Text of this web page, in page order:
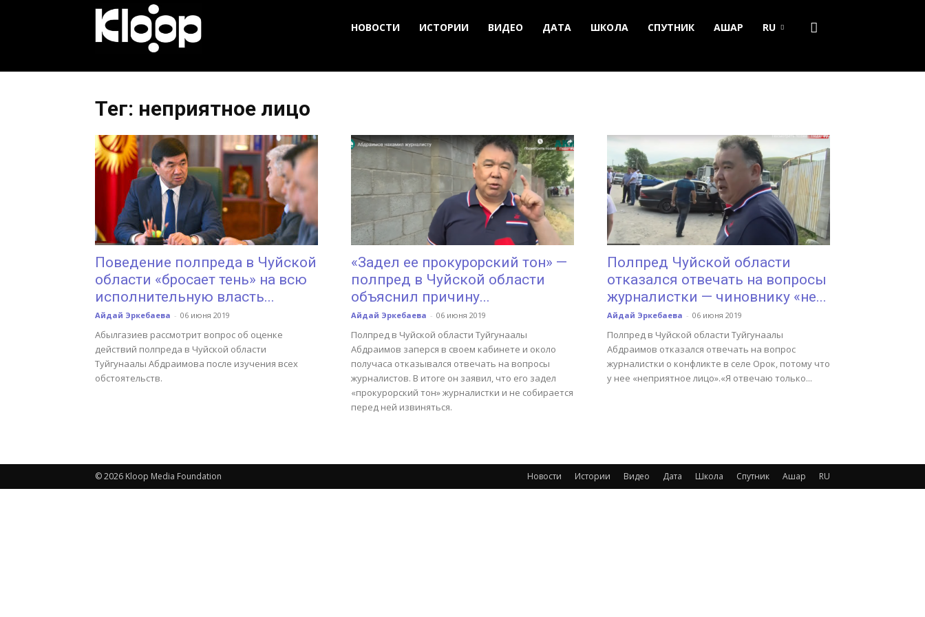
Новости
Кыргызстана
НОВОСТИ ИСТОРИИ ВИДЕО ДАТА ШКОЛА СПУТНИК АШАР RU
Тег: неприятное лицо
Поведение полпреда в Чуйской
области «бросает тень» на всю
исполнительную власть...
Айдай Эркебаева - 06 июня 2019
Абылгазиев рассмотрит вопрос об оценке
действий полпреда в Чуйской области
Туйгунаалы Абдраимова после изучения всех
обстоятельств.
«Задел ее прокурорский тон» —
полпред в Чуйской области
объяснил причину...
Айдай Эркебаева - 06 июня 2019
Полпред в Чуйской области Туйгунаалы
Абдраимов заперся в своем кабинете и около
получаса отказывался отвечать на вопросы
журналистов. В итоге он заявил, что его задел
«прокурорский тон» журналистки и не собирается
перед ней извиняться.
Полпред Чуйской области
отказался отвечать на вопросы
журналистки — чиновнику «не...
Айдай Эркебаева - 06 июня 2019
Полпред в Чуйской области Туйгунаалы
Абдраимов отказался отвечать на вопрос
журналистки о конфликте в селе Орок, потому что
у нее «неприятное лицо».«Я отвечаю только...
Новости Истории Видео Дата Школа Спутник Ашар RU
© 2026 Kloop Media Foundation